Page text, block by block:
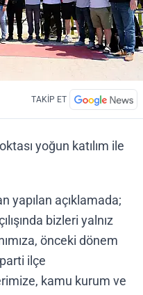
TAKİP ET
yoğun katılım ile
yapılan açıklamada;
bizleri yalnız
önceki dönem
ilçe
kamu kurum ve